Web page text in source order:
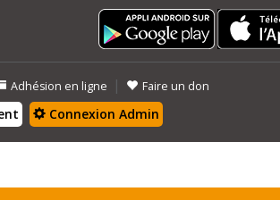
Adhésion en ligne | Faire un don
Connexion Admin